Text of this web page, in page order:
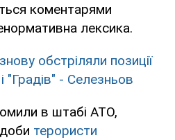
коментарями
лексика.
обстріляли позиції
"Градів" - Селезньов
в штабі АТО,
терористи